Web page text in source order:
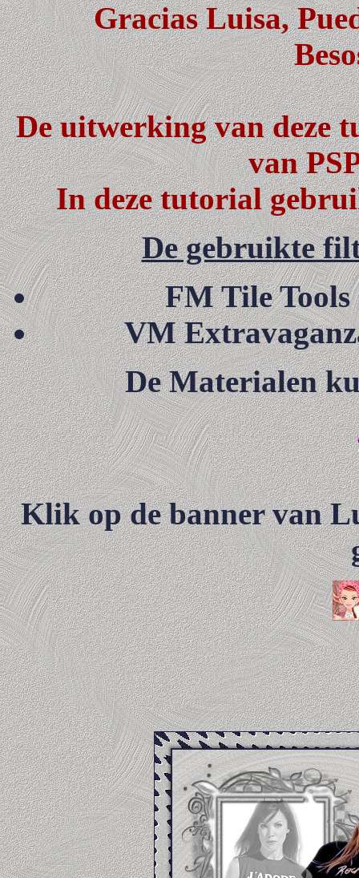
Gracias Luisa,
De uitwerking van deze
van
In deze tutorial
De gebruikte
FM Tile
VM
De Materialen
Klik op de banner van